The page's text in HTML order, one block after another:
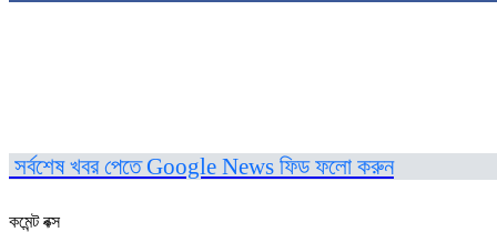
সর্বশেষ খবর পেতে Google News ফিড ফলো করুন
কমেন্ট বক্স